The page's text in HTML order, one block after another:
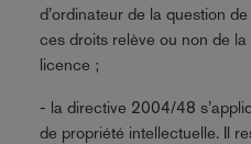
d’ordinateur de la question
ces droits relève ou non de la
licence ;
- la directive 2004/48
de propriété intellectuelle. Il